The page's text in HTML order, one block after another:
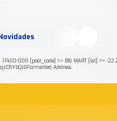
000 [post_code] => BIG MART [lat] =>
Address: